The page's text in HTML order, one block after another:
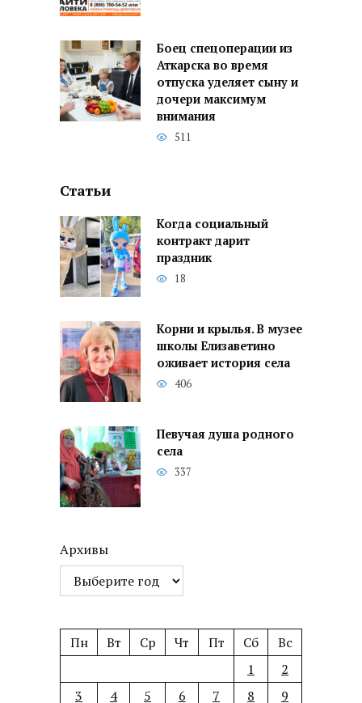
Боец спецоперации из
Аткарска во время
отпуска уделяет сыну и
дочери максимум
внимания
511
Статьи
Когда социальный
контракт дарит
праздник
18
Корни и крылья. В музее
школы Елизаветино
оживает история села
406
Певучая душа родного
села
337
Архивы
Пн Вт Ср Чт Пт Сб
Вс
1
2
3
4 5 6 7 8
9